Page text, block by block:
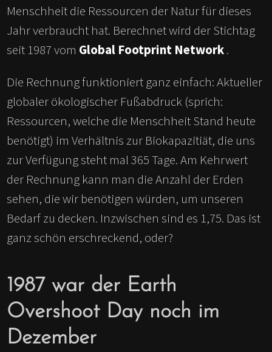
Menschheit die Ressourcen der Natur für dieses
Jahr verbraucht hat. Berechnet wird der Stichtag
seit 1987 vom Global Footprint Network.
Die Rechnung funktioniert ganz einfach: Aktueller
globaler ökologischer Fußabdruck (sprich:
Ressourcen, welche die Menschheit Stand heute
benötigt) im Verhältnis zur Biokapazitiät, die uns
zur Verfügung steht mal 365 Tage. Am Kehrwert
der Rechnung kann man die Anzahl der Erden
sehen, die wir benötigen würden, um unseren
Bedarf zu decken. Inzwischen sind es 1,75. Das ist
ganz schön erschreckend, oder?
1987 war der Earth
Overshoot Day noch im
Dezember